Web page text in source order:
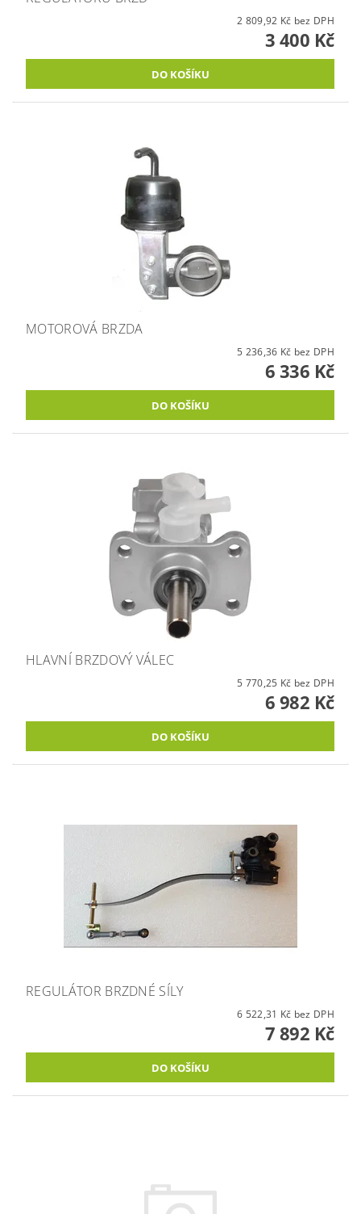
2 809,92 Kč bez DPH
3 400 Kč
MOTOROVÁ BRZDA
5 236,36 Kč bez DPH
6 336 Kč
HLAVNÍ BRZDOVÝ VÁLEC
5 770,25 Kč bez DPH
6 982 Kč
REGULÁTOR BRZDNÉ SÍLY
6 522,31 Kč bez DPH
7 892 Kč